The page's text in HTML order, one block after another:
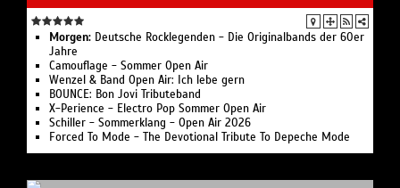
Morgen: Deutsche Rocklegenden - Die Originalbands der 60er
Jahre
Camouflage - Sommer Open Air
Wenzel & Band Open Air: Ich lebe gern
BOUNCE: Bon Jovi Tributeband
X-Perience - Electro Pop Sommer Open Air
Schiller - Sommerklang - Open Air 2026
Forced To Mode - The Devotional Tribute To Depeche Mode